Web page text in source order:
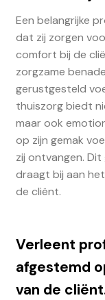
Een belangrijke
dat zij zorgen
comfort bij de
zorgzame
gerustgesteld
thuiszorg biedt
maar ook
op zijn gemak
zij ontvangen.
draagt bij aan
de cliënt.
Verleent
afgestemd
van de